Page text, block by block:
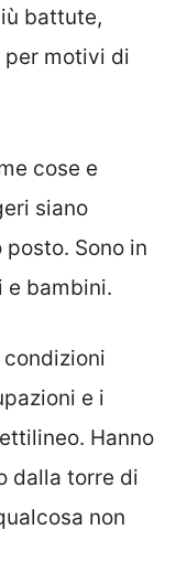
battute,
motivi di
cose e
siano
Sono in
e bambini.
e i
Hanno
dalla torre di
non